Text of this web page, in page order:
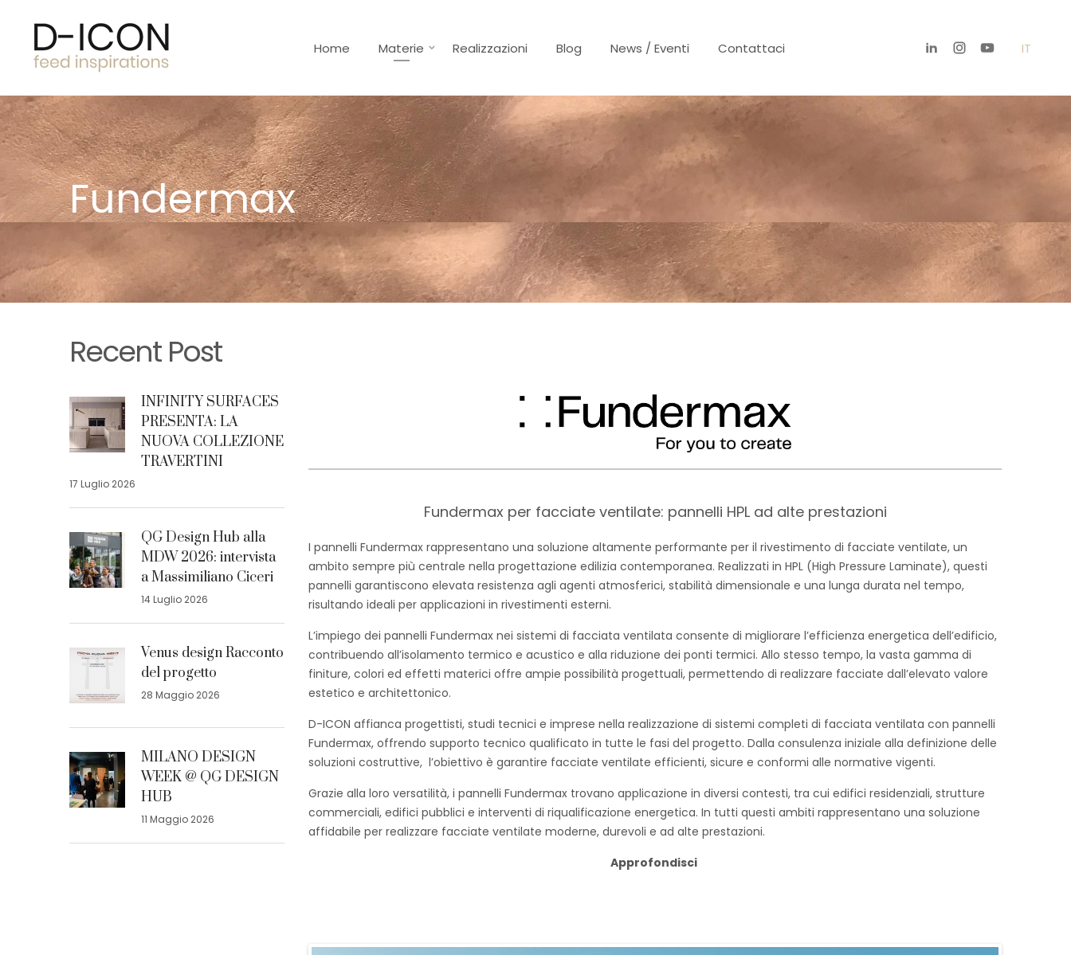
Home Materie Realizzazioni Blog News / Eventi Contattaci IT
Fundermax
Fundermax per facciate ventilate: pannelli HPL ad alte prestazioni
I pannelli Fundermax rappresentano una soluzione altamente performante per il rivestimento di facciate ventilate, un
ambito sempre più centrale nella progettazione edilizia contemporanea. Realizzati in HPL (High Pressure Laminate), questi
pannelli garantiscono elevata resistenza agli agenti atmosferici, stabilità dimensionale e una lunga durata nel tempo,
risultando ideali per applicazioni in rivestimenti esterni.
L’impiego dei pannelli Fundermax nei sistemi di facciata ventilata consente di migliorare l’efficienza energetica dell’edificio,
contribuendo all’isolamento termico e acustico e alla riduzione dei ponti termici. Allo stesso tempo, la vasta gamma di
finiture, colori ed effetti materici offre ampie possibilità progettuali, permettendo di realizzare facciate dall’elevato valore
estetico e architettonico.
D-ICON affianca progettisti, studi tecnici e imprese nella realizzazione di sistemi completi di facciata ventilata con pannelli
Fundermax, offrendo supporto tecnico qualificato in tutte le fasi del progetto. Dalla consulenza iniziale alla definizione delle
soluzioni costruttive, l’obiettivo è garantire facciate ventilate efficienti, sicure e conformi alle normative vigenti.
Grazie alla loro versatilità, i pannelli Fundermax trovano applicazione in diversi contesti, tra cui edifici residenziali, strutture
commerciali, edifici pubblici e interventi di riqualificazione energetica. In tutti questi ambiti rappresentano una soluzione
affidabile per realizzare facciate ventilate moderne, durevoli e ad alte prestazioni.
Approfondisci
Recent Post
INFINITY SURFACES
PRESENTA: LA
NUOVA COLLEZIONE
TRAVERTINI
17 Luglio 2026
QG Design Hub alla
MDW 2026: intervista
a Massimiliano Ciceri
14 Luglio 2026
Venus design Racconto
del progetto
28 Maggio 2026
MILANO DESIGN
WEEK @ QG DESIGN
HUB
11 Maggio 2026